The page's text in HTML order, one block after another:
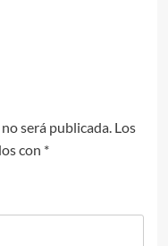
será publicada. Los
con *